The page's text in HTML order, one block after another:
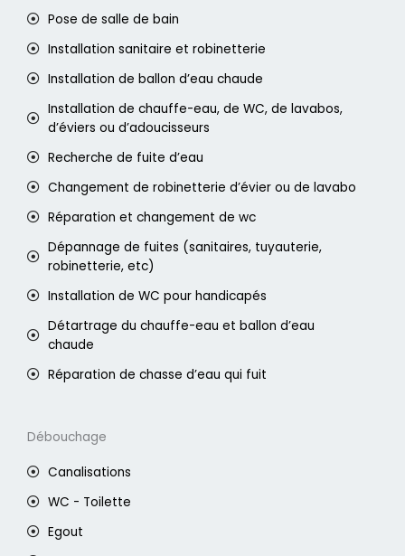
Pose de salle de bain
Installation sanitaire et robinetterie
Installation de ballon d’eau chaude
Installation de chauffe-eau, de WC, de lavabos,
d’éviers ou d’adoucisseurs
Recherche de fuite d’eau
Changement de robinetterie d’évier ou de lavabo
Réparation et changement de wc
Dépannage de fuites (sanitaires, tuyauterie,
robinetterie, etc)
Installation de WC pour handicapés
Détartrage du chauffe-eau et ballon d’eau
chaude
Réparation de chasse d’eau qui fuit
Débouchage
Canalisations
WC - Toilette
Egout